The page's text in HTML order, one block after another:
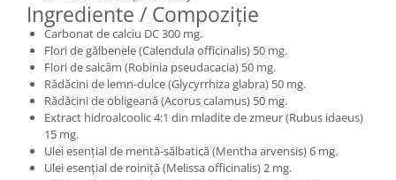
Ingrediente / Compoziție
Carbonat de calciu DC 300 mg.
Flori de gălbenele (Calendula officinalis) 50 mg.
Flori de salcâm (Robinia pseudacacia) 50 mg.
Rădăcini de lemn-dulce (Glycyrrhiza glabra) 50 mg.
Rădăcini de obligeană (Acorus calamus) 50 mg.
Extract hidroalcoolic 4:1 din mladite de zmeur (Rubus idaeus)
15 mg.
Ulei esențial de mentă-sălbatică (Mentha arvensis) 6 mg.
Ulei esențial de roiniță (Melissa officinalis) 2 mg.